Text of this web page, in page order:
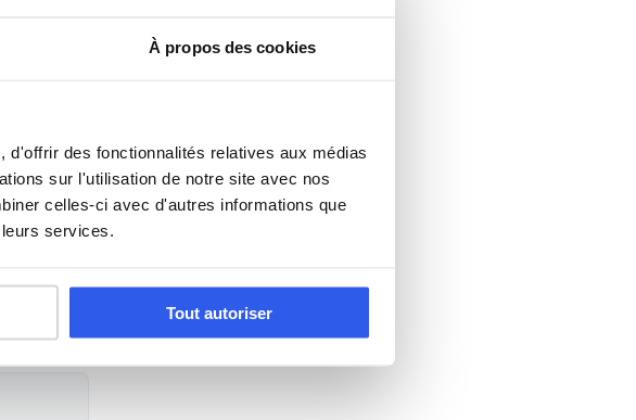
À propos des cookies
d'offrir des fonctionnalités relatives aux médias
sur l'utilisation de notre site avec nos
celles-ci avec d'autres informations que
services.
Tout autoriser
au